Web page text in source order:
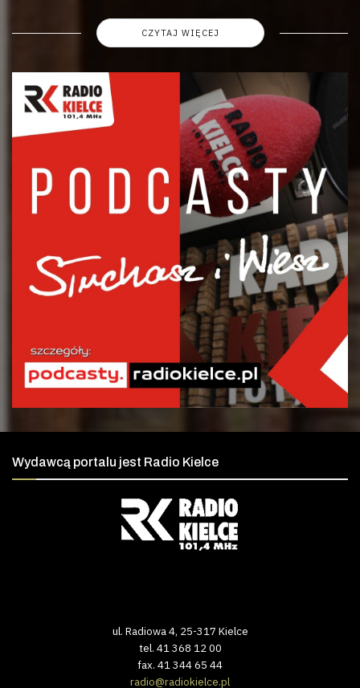
CZYTAJ WIĘCEJ
Wydawcą portalu jest Radio Kielce
ul. Radiowa 4, 25-317 Kielce
tel. 41 368 12 00
fax. 41 344 65 44
radio@radiokielce.pl